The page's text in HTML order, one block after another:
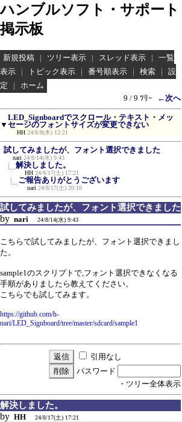
ハンブルソフト・サポート
掲示板
新規投稿 | ツリー表示 | スレッド表示 |
一覧
表示
| トピック表示 | 番号順表示 | 検索 |
設
定
|
ホーム
9 / 9 ﾂﾘｰ
←次へ
▼
LED_Signboardでスクロール・テキスト・メッ
セージのフォントサイズが変更できない
HH 24/8/8(木) 12:21
試してみましたが、フォント選択できました
nari 24/8/14(水) 9:43
解決しました。
HH 24/8/17(土) 17:21
ご報告ありがとうございます
nari 24/8/17(土) 20:10
試してみましたが、フォント選択できました
by nari 24/8/14(水) 9:43
こちらで試してみましたが、フォント選択できまし
た。
sample1のスクリプトで,フォント選択できなくなる
手順がありましたら教えてください。
こちらでも試してみます。
https://github.com/h-
nari/LED_Signboard/tree/master/sdcard/sample1
引用なし
パスワード
・ツリー全体表示
解決しました。
by HH 24/8/17(土) 17:21